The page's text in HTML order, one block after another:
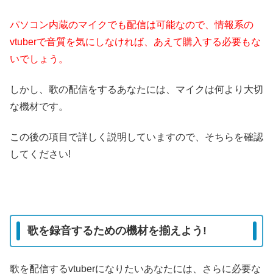
パソコン内蔵のマイクでも配信は可能なので、情報系の
vtuberで音質を気にしなければ、あえて購入する必要もな
いでしょう。
しかし、歌の配信をするあなたには、マイクは何より大切
な機材です。
この後の項目で詳しく説明していますので、そちらを確認
してください!
歌を録音するための機材を揃えよう!
歌を配信するvtuberになりたいあなたには、さらに必要な